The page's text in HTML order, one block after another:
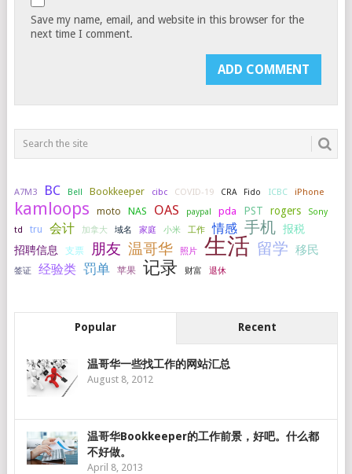
Save my name, email, and website in this browser for the
next time I comment.
A7M3 BC Bell Bookkeeper cibc COVID-19 CRA Fido ICBC iPhone
kamloops moto NAS OAS paypal pda PST rogers
Sony
td
tru 会计 加拿大 域名 家庭 小米 工作 情感 手机 报税
招聘信息
支票 朋友 温哥华 照片 生活 留学 移民
签证 经验类 罚单 苹果 记录 财富 退休
Popular Recent
温哥华一些找工作的网站汇总
August 8, 2012
温哥华Bookkeeper的工作前景，好吧。什么都
不好做。
April 8, 2013